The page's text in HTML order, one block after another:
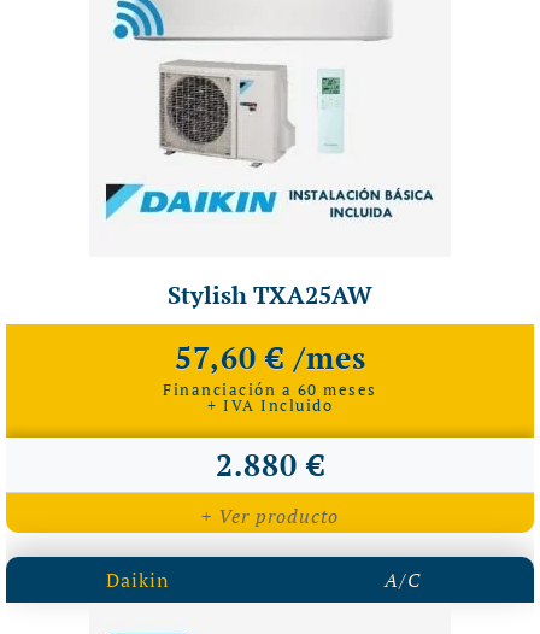
Stylish TXA25AW
57,60 € /mes
Financiación a 60 meses
+ IVA Incluido
2.880 €
+ Ver producto
Daikin A/C